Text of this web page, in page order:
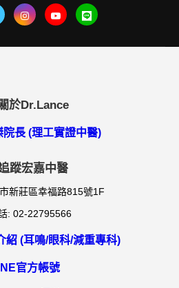
關於Dr.Lance
院長 (理工實證中醫)
蹤宏嘉中醫
新莊區幸福路815號1F
: 02-22795566
紹 (耳鳴/眼科/減重專科)
官方帳號